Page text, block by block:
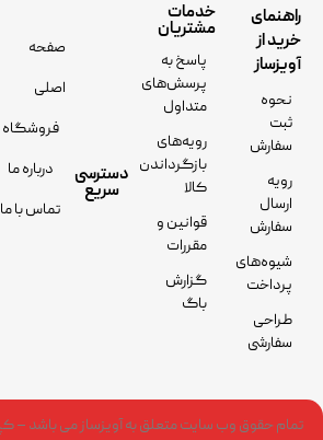
راهنمای
خرید از
آویزساز
نحوه
ثبت
سفارش
رویه
ارسال
سفارش
شیوه‌های
پرداخت
طراحی
سفارشی
خدمات
مشتریان
پاسخ به
پرسش‌های
متداول
رویه‌های
بازگرداندن
کالا
قوانین و
مقررات
گزارش
باگ
دسترسی
سریع
صفحه
اصلی
فروشگاه
درباره ما
تماس با ما